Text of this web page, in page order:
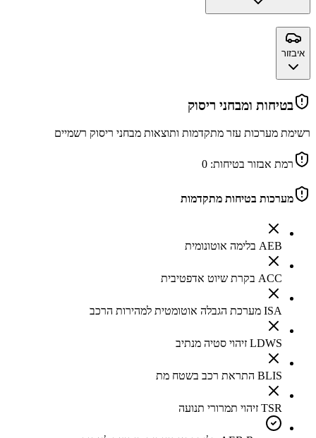
איבזור
בטיחות ומבחני ריסוק
רשימת מערכות עזר מתקדמות ותוצאות מבחני ריסוק רשמיים
רמת אבזור בטיחות: 0
מערכות בטיחות מתקדמות
AEB בלימה אוטונומית
ACC בקרת שיוט אדפטיבית
ISA מערכת הגבלה אוטומטית למהירות הרכב
LDWS זיהוי סטיה מנתיב
BLIS התראת רכב בשטח מת
TSR זיהוי תמרורי תנועה